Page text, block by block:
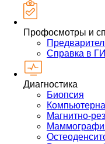
Профосмотры и
Справка в
Диагностика
Биопсия
Магнитно-